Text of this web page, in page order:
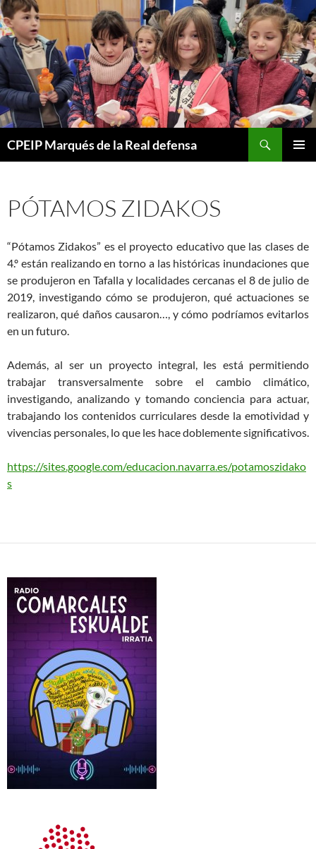
CPEIP Marqués de la Real defensa
PÓTAMOS ZIDAKOS
“Pótamos Zidakos” es el proyecto educativo que las clases de
4.º están realizando en torno a las históricas inundaciones que
se produjeron en Tafalla y localidades cercanas el 8 de julio de
2019, investigando cómo se produjeron, qué actuaciones se
realizaron, qué daños causaron…, y cómo podríamos evitarlos
en un futuro.
Además, al ser un proyecto integral, les está permitiendo
trabajar transversalmente sobre el cambio climático,
investigando, analizando y tomando conciencia para actuar,
trabajando los contenidos curriculares desde la emotividad y
vivencias personales, lo que les hace doblemente significativos.
https://sites.google.com/educacion.navarra.es/potamoszidako
s